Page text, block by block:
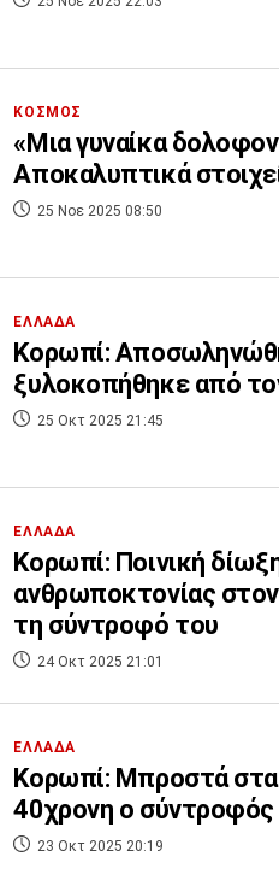
ΚΟΣΜΟΣ
«Μια γυναίκα
Αποκαλυπτικά
25 Νοε 2025 08:50
ΕΛΛΑΔΑ
Κορωπί:
ξυλοκοπήθηκε από
25 Οκτ 2025 21:45
ΕΛΛΑΔΑ
Κορωπί: Ποινική
ανθρωποκτονίας
τη σύντροφό του
24 Οκτ 2025 21:01
ΕΛΛΑΔΑ
Κορωπί: Μπροστά στα
40χρονη ο σύντροφός
23 Οκτ 2025 20:19